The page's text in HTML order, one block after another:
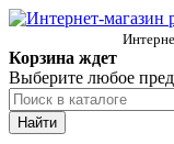
Корзина ждет
Выберите любое
Найти